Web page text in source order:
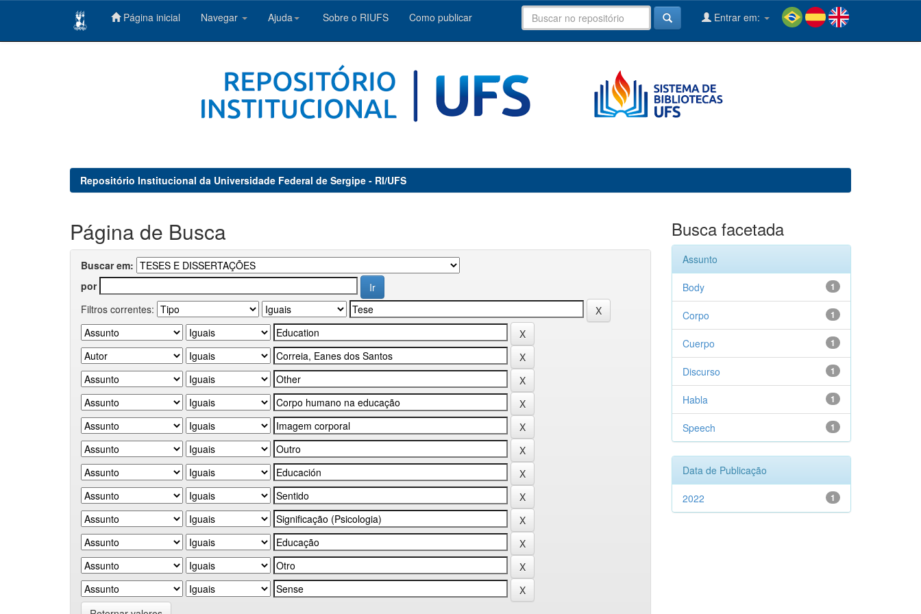
Página inicial Navegar Ajuda Sobre o RIUFS Como publicar Entrar em:
Repositório Institucional da Universidade Federal de Sergipe - RI/UFS
Página de Busca
Buscar em:
por
Filtros correntes:
Busca facetada
Assunto
1
Body
1
Corpo
1
Cuerpo
1
Discurso
1
Habla
1
Speech
Data de Publicação
1
2022